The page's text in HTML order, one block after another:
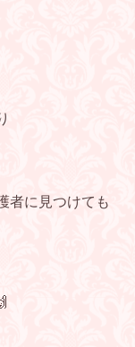
者に見つけても